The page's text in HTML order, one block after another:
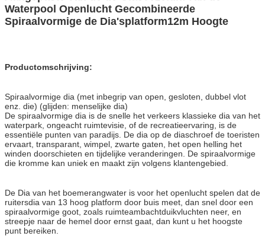
Waterpool Openlucht Gecombineerde
Spiraalvormige de Dia'splatform12m Hoogte
Productomschrijving:
Spiraalvormige dia (met inbegrip van open, gesloten, dubbel vlot
enz. die) (glijden: menselijke dia)
De spiraalvormige dia is de snelle het verkeers klassieke dia van het
waterpark, ongeacht ruimtevisie, of de recreatieervaring, is de
essentiële punten van paradijs. De dia op de diaschroef de toeristen
ervaart, transparant, wimpel, zwarte gaten, het open helling het
winden doorschieten en tijdelijke veranderingen. De spiraalvormige
die kromme kan uniek en maakt zijn volgens klantengebied.
De Dia van het boemerangwater is voor het openlucht spelen dat de
ruitersdia van 13 hoog platform door buis meet, dan snel door een
spiraalvormige goot, zoals ruimteambachtduikvluchten neer, en
streepje naar de hemel door ernst gaat, dan kunt u het hoogste
punt bereiken.